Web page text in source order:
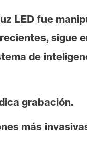
LED fue
sigue
de
grabación.
más